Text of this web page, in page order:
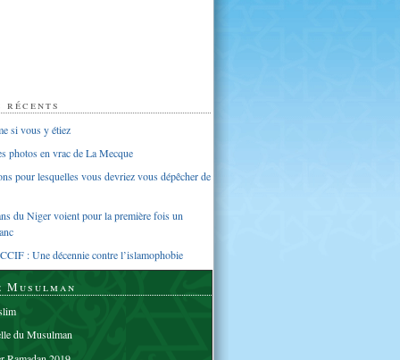
si vous y étiez
photos en vrac de La Mecque
pour lesquelles vous devriez vous dépêcher de
du Niger voient pour la première fois un
: Une décennie contre l’islamophobie
Musulman
du Musulman